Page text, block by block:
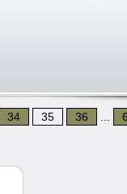
34 35 36